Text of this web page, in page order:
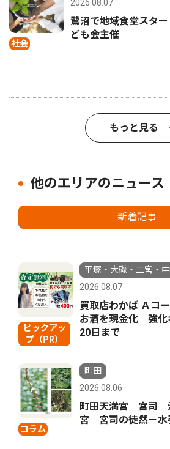
社会
2026.08.07
鷺沼で地域食堂スタ
ども会主催
もっと見る
他のエリアのニュース
新着記事
ピックアッ
プ（PR）
平塚・大磯・二宮・
2026.08.07
買取店わかば Ａコ
お酒を現金化 強化
20日まで
コラム
町田
2026.08.06
町田天満宮 宮司
宮 宮司の徒然－